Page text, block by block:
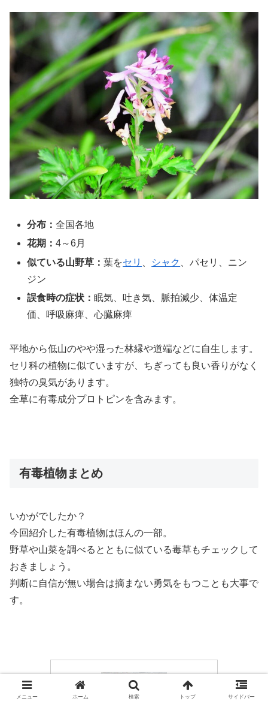
分布：全国各地
花期：4～6月
似ている山野草：葉をセリ シャク
、パセリ、ニン
ジン
誤食時の症状：眠気、吐き気、脈拍減少、体温定
価、呼吸麻痺、心臓麻痺
平地から低山のやや湿った林縁や道端などに自生します。
セリ科の植物に似ていますが、ちぎっても良い香りがなく
独特の臭気があります。
全草に有毒成分プロトピンを含みます。
有毒植物まとめ
いかがでしたか？
今回紹介した有毒植物はほんの一部。
野草や山菜を調べるとともに似ている毒草もチェックして
おきましょう。
判断に自信が無い場合は摘まない勇気をもつことも大事で
す。
メニュー ホーム 検索 トップ サイドバー